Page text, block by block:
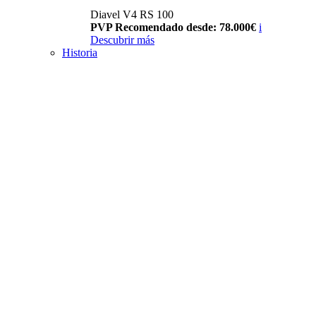
Diavel V4 RS 100
PVP Recomendado desde: 78.000€ i
Descubrir más
Historia